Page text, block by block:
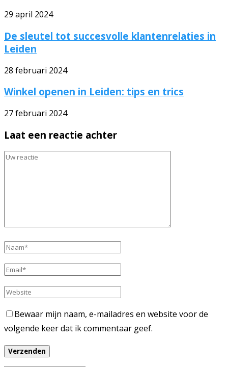
29 april 2024
De sleutel tot succesvolle klantenrelaties in
Leiden
28 februari 2024
Winkel openen in Leiden: tips en trics
27 februari 2024
Laat een reactie achter
Bewaar mijn naam, e-mailadres en website voor de
volgende keer dat ik commentaar geef.